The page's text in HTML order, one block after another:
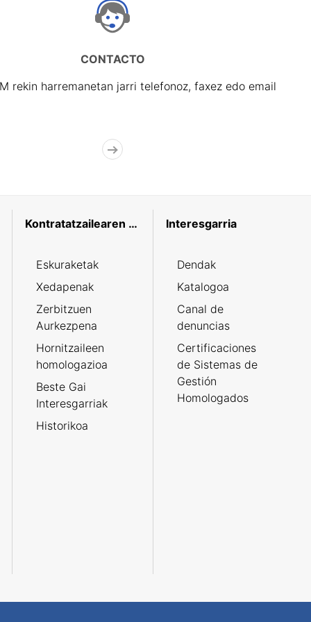
CONTACTO
rekin harremanetan jarri telefonoz, faxez edo email
Kontratatzailearen profila
Eskuraketak
Xedapenak
Zerbitzuen
Aurkezpena
Hornitzaileen
homologazioa
Beste Gai
Interesgarriak
Historikoa
Interesgarria
Dendak
Katalogoa
Canal de
denuncias
Certificaciones
de Sistemas de
Gestión
Homologados